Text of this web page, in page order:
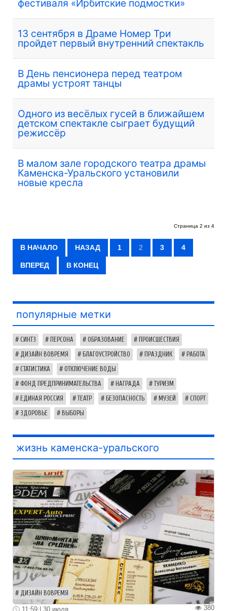
фестиваля «Ирбитские подмостки»
13 сентября в Драме Номер Три
пройдет первый внутренний спектакль
В День пенсионера перед театром
драмы устроят танцы
Одного из весёлых гусей в ближайшем
детском спектакле сыграет будущий
режиссёр
В малом зале городского театра драмы
Каменска-Уральского установили
новые кресла
Страница 2 из 4
В НАЧАЛО НАЗАД 1 2 3 4
ВПЕРЕД В КОНЕЦ
популярные метки
СИНТЗ ПЕРСОНА ОБРАЗОВАНИЕ ПРОИСШЕСТВИЯ
ДИЗАЙН ВОВРЕМЯ БЛАГОУСТРОЙСТВО ПРАЗДНИК РАБОТА
СТАТИСТИКА ОТКЛЮЧЕНИЕ ВОДЫ
ФОНД ПРЕДПРИНИМАТЕЛЬСТВА НАГРАДА ТУРИЗМ
ЕДИНАЯ РОССИЯ ТЕАТР БЕЗОПАСНОСТЬ МУЗЕЙ СПОРТ
ЗДОРОВЬЕ ВЫБОРЫ
жизнь каменска-уральского
ДИЗАЙН ВОВРЕМЯ
380
11:59 | 30 июля